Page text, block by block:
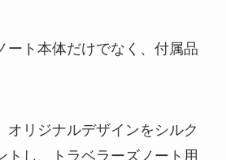
ート本体だけでなく、付属品
オリジナルデザインをシルク
トし、トラベラーズノート用